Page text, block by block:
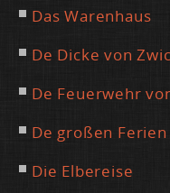
Das Wa­ren­haus
De Di­cke von
De Feu­er­wehr
De gro­ßen Fe­ri­en
Die El­be­rei­se